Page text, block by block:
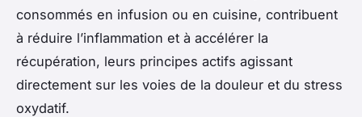
consommés en infusion ou en cuisine, contribuent
à réduire l’inflammation et à accélérer la
récupération, leurs principes actifs agissant
directement sur les voies de la douleur et du stress
oxydatif.